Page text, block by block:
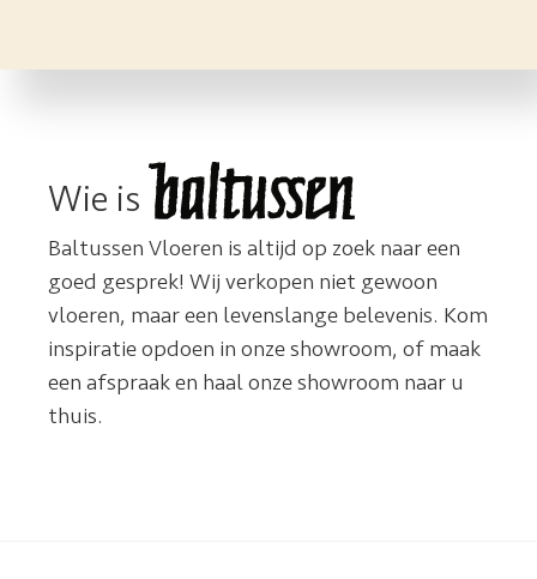
Wie is
Baltussen Vloeren is altijd op zoek naar een
goed gesprek! Wij verkopen niet gewoon
vloeren, maar een levenslange belevenis. Kom
inspiratie opdoen in onze showroom, of maak
een afspraak en haal onze showroom naar u
thuis.